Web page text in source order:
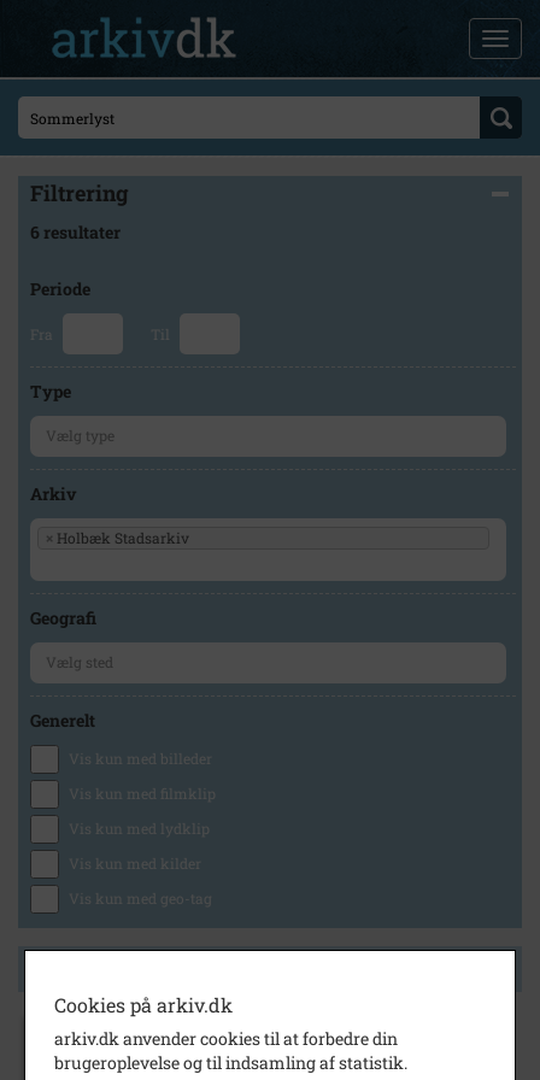
Filtrering
6 resultater
Periode
Fra Til
Type
Arkiv
× Holbæk Stadsarkiv
Geografi
Generelt
Vis kun med billeder
Vis kun med filmklip
Vis kun med lydklip
Vis kun med kilder
Vis kun med geo-tag
1914- 1915
Labæk 8-10 - Restaurant Sommerlyst,
Cookies på arkiv.dk
arkiv.dk anvender cookies til at forbedre din
brugeroplevelse og til indsamling af statistik.